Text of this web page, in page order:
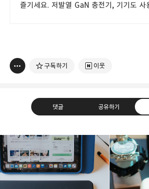
즐기세요. 저발열 GaN 충전기, 기기도 사
구독하기 이웃
댓글 공유하기
빛으로 쓴 편지
카카오톡